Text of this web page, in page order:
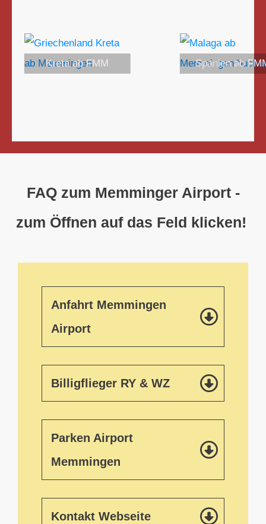
Kreta ab FMM Spanien ab
FAQ zum Memminger Airport -
zum Öffnen auf das Feld klicken!
Anfahrt Memmingen
Airport
Billigflieger RY & WZ
Parken Airport
Memmingen
Kontakt Webseite